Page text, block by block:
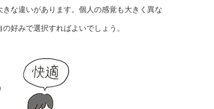
な違いがあります。個人の感覚も大きく異な
好みで選択すればよいでしょう。